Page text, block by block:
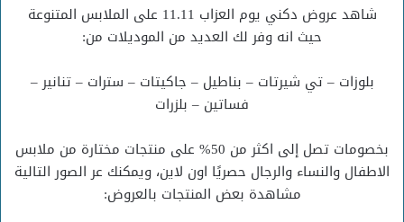
شاهد عروض دكني يوم العزاب 11.11 على الملابس المتنوعة
حيث انه وفر لك العديد من الموديلات من:
بلوزات – تي شيرتات – بناطيل – جاكيتات – سترات – تنانير –
فساتين – بلزرات
بخصومات تصل إلى اكثر من 50% على منتجات مختارة من ملابس
الاطفال والنساء والرجال حصريًا اون لاين، ويمكنك عر الصور التالية
مشاهدة بعض المنتجات بالعروض: